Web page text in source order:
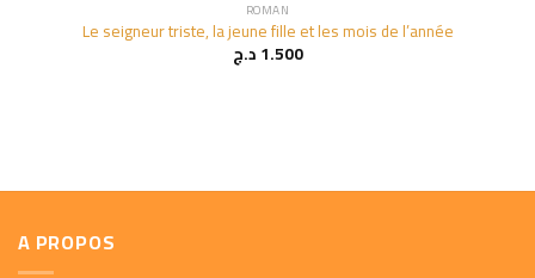
ROMAN
Le seigneur triste, la jeune fille et les mois de l’année
1.500د.ج
A PROPOS